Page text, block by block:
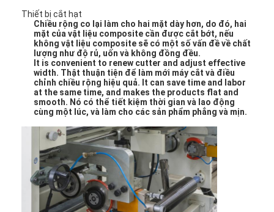
Liên hệ chúng tôi
Tin tức
Máy cán màng đùn
Máy ép đùn
Máy ép màng
Máy cán nhựa
Máy tráng phủ
Thiết bị cắt hạt
Chiều rộng co lại làm cho hai mặt dày hơn, do đó, hai
mặt của vật liệu composite cần được cắt bớt, nếu
không vật liệu composite sẽ có một số vấn đề về chất
lượng như độ rủ, uốn và không đồng đều.
It is convenient to renew cutter and adjust effective
width. Thật thuận tiện để làm mới máy cắt và điều
chỉnh chiều rộng hiệu quả. It can save time and labor
at the same time, and makes the products flat and
smooth. Nó có thể tiết kiệm thời gian và lao động
cùng một lúc, và làm cho các sản phẩm phẳng và mịn.